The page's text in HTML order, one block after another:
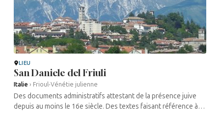
LIEU
San Daniele del Friuli
Italie › Frioul-Vénétie julienne
Des documents administratifs attestant de la présence juive
depuis au moins le 16e siècle. Des textes faisant référence à